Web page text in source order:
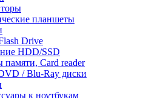
планшеты
Drive
HDD/SSD
памяти, Card reader
/ Blu-Ray диски
к ноутбукам